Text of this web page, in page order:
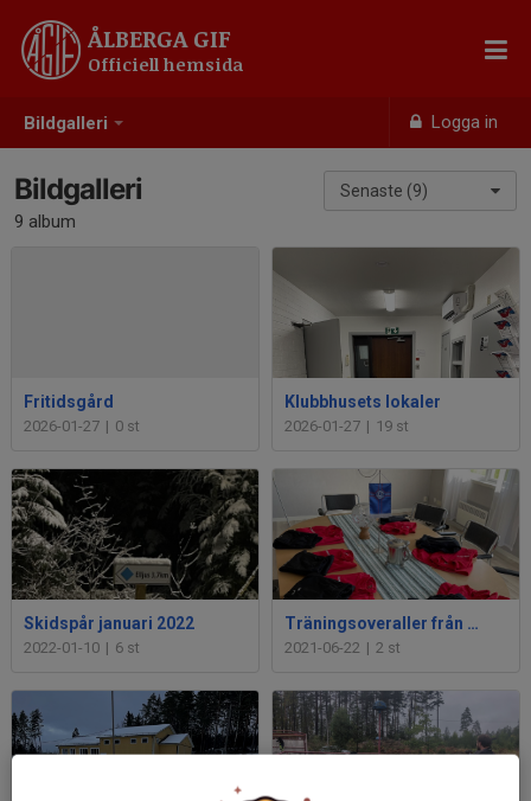
Bildgalleri Logga in
ÅLBERGA GIF
Officiell hemsida
Senaste (9)
Bildgalleri
9 album
Fritidsgård
2026-01-27 | 0 st
Klubbhusets lokaler
2026-01-27 | 19 st
Skidspår januari 2022
2022-01-10 | 6 st
Träningsoveraller från ÅGIF klubbshop
2021-06-22 | 2 st